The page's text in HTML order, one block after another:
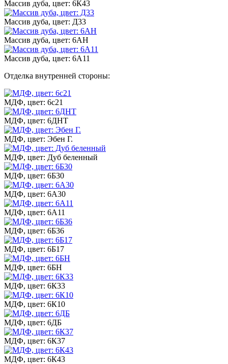
Массив дуба, цвет: 6К43
Массив дуба, цвет: Д33
Массив дуба, цвет: 6АН
Массив дуба, цвет: 6А11
Отделка внутренней стороны:
МДФ, цвет: 6с21
МДФ, цвет: 6ДНТ
МДФ, цвет: Эбен Г.
МДФ, цвет: Дуб беленный
МДФ, цвет: 6Б30
МДФ, цвет: 6А30
МДФ, цвет: 6А11
МДФ, цвет: 6Б36
МДФ, цвет: 6Б17
МДФ, цвет: 6БН
МДФ, цвет: 6К33
МДФ, цвет: 6К10
МДФ, цвет: 6ДБ
МДФ, цвет: 6К37
МДФ, цвет: 6К43